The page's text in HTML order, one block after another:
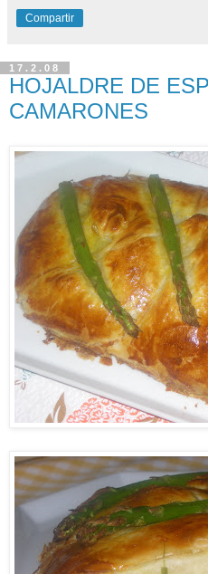
Compartir
17.2.08
HOJALDRE DE
CAMARONES